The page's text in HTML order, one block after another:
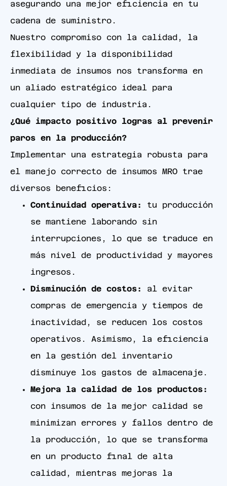
asegurando una mejor eficiencia en tu
cadena de suministro.
Nuestro compromiso con la calidad, la
flexibilidad y la disponibilidad
inmediata de insumos nos transforma en
un aliado estratégico ideal para
cualquier tipo de industria.
¿Qué impacto positivo logras al prevenir
paros en la producción?
Implementar una estrategia robusta para
el manejo correcto de insumos MRO trae
diversos beneficios:
Continuidad operativa: tu producción
se mantiene laborando sin
interrupciones, lo que se traduce en
más nivel de productividad y mayores
ingresos.
Disminución de costos: al evitar
compras de emergencia y tiempos de
inactividad, se reducen los costos
operativos. Asimismo, la eficiencia
en la gestión del inventario
disminuye los gastos de almacenaje.
Mejora la calidad de los productos:
con insumos de la mejor calidad se
minimizan errores y fallos dentro de
la producción, lo que se transforma
en un producto final de alta
calidad, mientras mejoras la